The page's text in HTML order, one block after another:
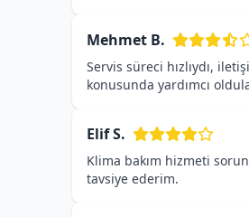
Mehmet B.
Servis süreci hızlıydı,
konusunda yardımcı
Elif S.
Klima bakım hizmeti
tavsiye ederim.